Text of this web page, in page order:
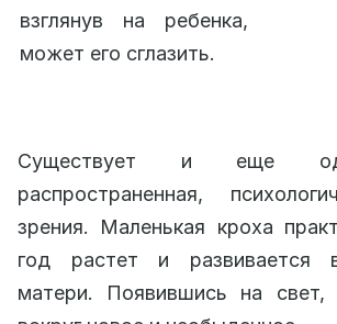
взглянув на ребенка,
может его сглазить.
Существует и еще
распространенная,
зрения. Маленькая кроха
год растет и развивается
матери. Появившись на свет,